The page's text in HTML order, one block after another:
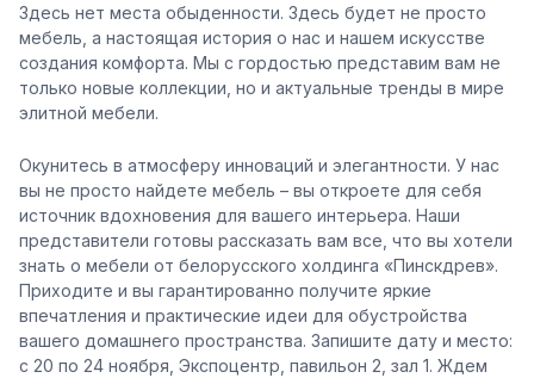
Здесь нет места обыденности. Здесь будет не просто
мебель, а настоящая история о нас и нашем искусстве
создания комфорта. Мы с гордостью представим вам не
только новые коллекции, но и актуальные тренды в мире
элитной мебели.
Окунитесь в атмосферу инноваций и элегантности. У нас
вы не просто найдете мебель – вы откроете для себя
источник вдохновения для вашего интерьера. Наши
представители готовы рассказать вам все, что вы хотели
знать о мебели от белорусского холдинга «Пинскдрев».
Приходите и вы гарантированно получите яркие
впечатления и практические идеи для обустройства
вашего домашнего пространства. Запишите дату и место:
с 20 по 24 ноября, Экспоцентр, павильон 2, зал 1. Ждем